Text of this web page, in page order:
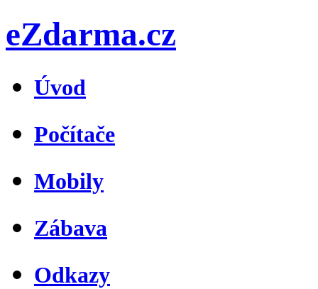
eZdarma.cz
Úvod
Počítače
Mobily
Zábava
Odkazy